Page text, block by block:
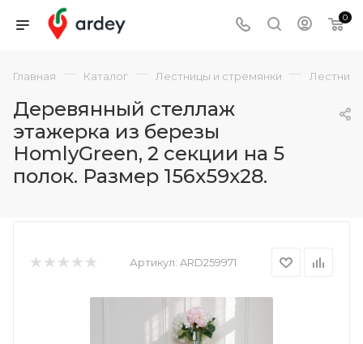
0
Главная — Каталог — Лестницы и стремянки —
Деревянный стеллаж
этажерка из березы
HomlyGreen, 2 секции на 5
полок. Размер 156х59х28.
Артикул: ARD259971